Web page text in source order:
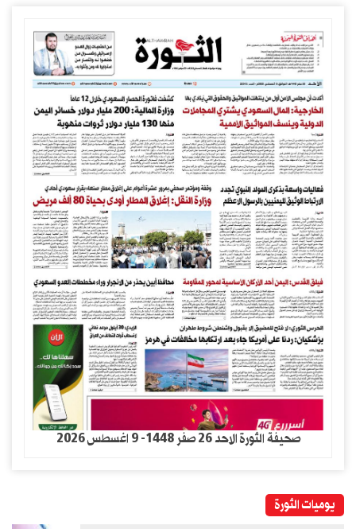
صحيفة الثورة الاحد 26 صفر 1448- 9 اغسطس 2026
يوميات الثورة